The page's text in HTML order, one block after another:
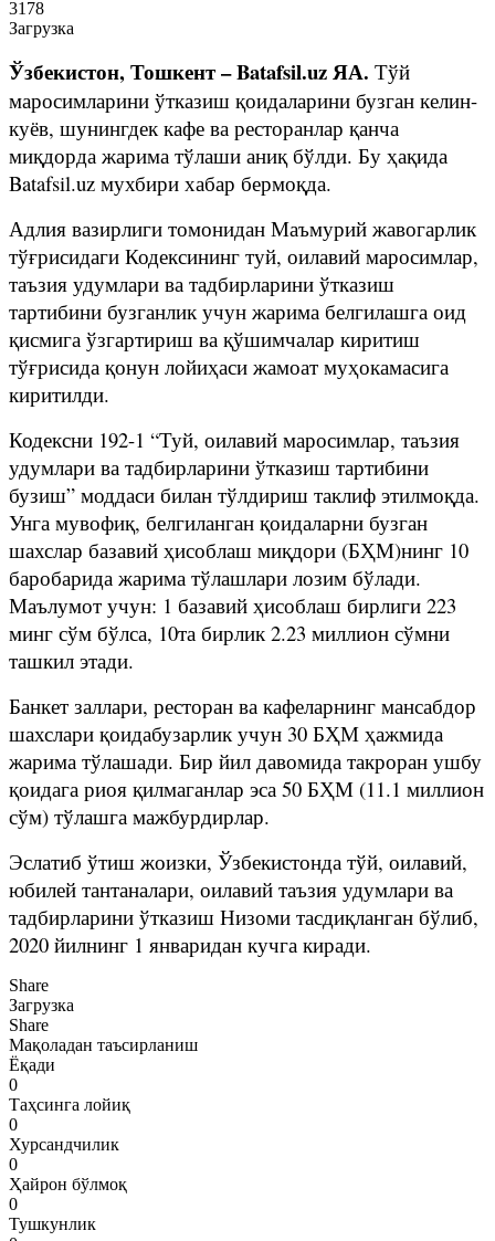
3178
Загрузка
Ўзбекистон, Тошкент – Batafsil.uz ЯА. Тўй
маросимларини ўтказиш қоидаларини бузган келин-
куёв, шунингдек кафе ва ресторанлар қанча
миқдорда жарима тўлаши аниқ бўлди. Бу ҳақида
Batafsil.uz мухбири хабар бермоқда.
Адлия вазирлиги томонидан Маъмурий жавогарлик
тўғрисидаги Кодексининг туй, оилавий маросимлар,
таъзия удумлари ва тадбирларини ўтказиш
тартибини бузганлик учун жарима белгилашга оид
қисмига ўзгартириш ва қўшимчалар киритиш
тўғрисида қонун лойиҳаси жамоат муҳокамасига
киритилди.
Кодексни 192-1 “Туй, оилавий маросимлар, таъзия
удумлари ва тадбирларини ўтказиш тартибини
бузиш” моддаси билан тўлдириш таклиф этилмоқда.
Унга мувофиқ, белгиланган қоидаларни бузган
шахслар базавий ҳисоблаш миқдори (БҲМ)нинг 10
баробарида жарима тўлашлари лозим бўлади.
Маълумот учун: 1 базавий ҳисоблаш бирлиги 223
минг сўм бўлса, 10та бирлик 2.23 миллион сўмни
ташкил этади.
Банкет заллари, ресторан ва кафеларнинг мансабдор
шахслари қоидабузарлик учун 30 БҲМ ҳажмида
жарима тўлашади. Бир йил давомида такроран ушбу
қоидага риоя қилмаганлар эса 50 БҲМ (11.1 миллион
сўм) тўлашга мажбурдирлар.
Эслатиб ўтиш жоизки, Ўзбекистонда тўй, оилавий,
юбилей тантаналари, оилавий таъзия удумлари ва
тадбирларини ўтказиш Низоми тасдиқланган бўлиб,
2020 йилнинг 1 январидан кучга киради.
Share
Загрузка
Share
Мақоладан таъсирланиш
Ёқади
0
Таҳсинга лойиқ
0
Хурсандчилик
0
Ҳайрон бўлмоқ
0
Тушкунлик